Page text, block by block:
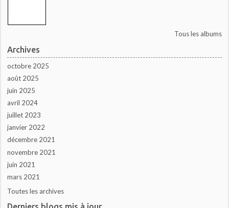
Tous les albums
Archives
octobre 2025
août 2025
juin 2025
avril 2024
juillet 2023
janvier 2022
décembre 2021
novembre 2021
juin 2021
mars 2021
Toutes les archives